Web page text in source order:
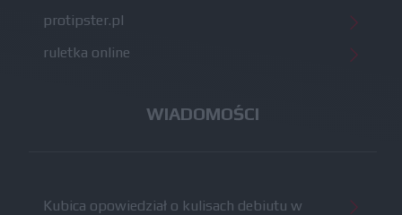
protipster.pl
ruletka online
WIADOMOŚCI
Kubica opowiedział o kulisach debiutu w